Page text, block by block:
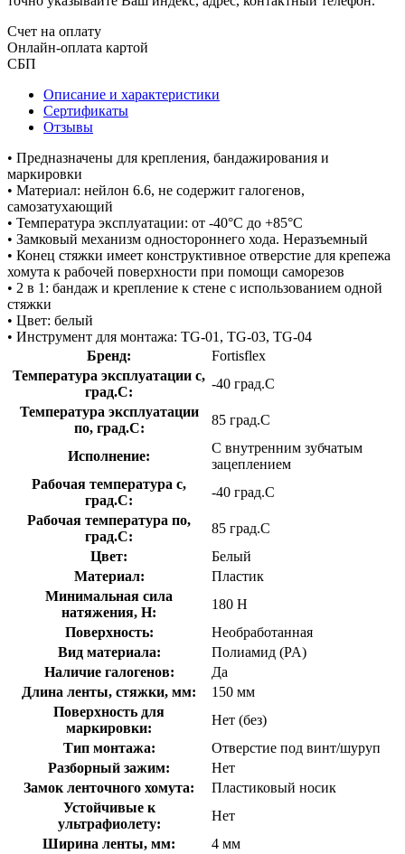
Счет на оплату
Онлайн-оплата картой
СБП
Описание и характеристики
Сертификаты
Отзывы
• Предназначены для крепления, бандажирования и
маркировки
• Материал: нейлон 6.6, не содержит галогенов,
самозатухающий
• Температура эксплуатации: от -40°C до +85°C
• Замковый механизм одностороннего хода. Неразъемный
• Конец стяжки имеет конструктивное отверстие для крепежа
хомута к рабочей поверхности при помощи саморезов
• 2 в 1: бандаж и крепление к стене с использованием одной
стяжки
• Цвет: белый
• Инструмент для монтажа: TG-01, TG-03, TG-04
Бренд:
Fortisflex
Температура эксплуатации с,
град.C:
-40 град.C
Температура эксплуатации
по, град.C:
85 град.C
Исполнение:
С внутренним зубчатым
зацеплением
Рабочая температура с,
град.C:
-40 град.C
Рабочая температура по,
град.C:
85 град.C
Цвет:
Белый
Материал:
Пластик
Минимальная сила
натяжения, Н:
180 Н
Поверхность:
Необработанная
Вид материала:
Полиамид (PA)
Наличие галогенов:
Да
Длина ленты, стяжки, мм:
150 мм
Поверхность для
маркировки:
Нет (без)
Тип монтажа:
Отверстие под винт/шуруп
Разборный зажим:
Нет
Замок ленточного хомута:
Пластиковый носик
Устойчивые к
ультрафиолету:
Нет
Ширина ленты, мм:
4 мм